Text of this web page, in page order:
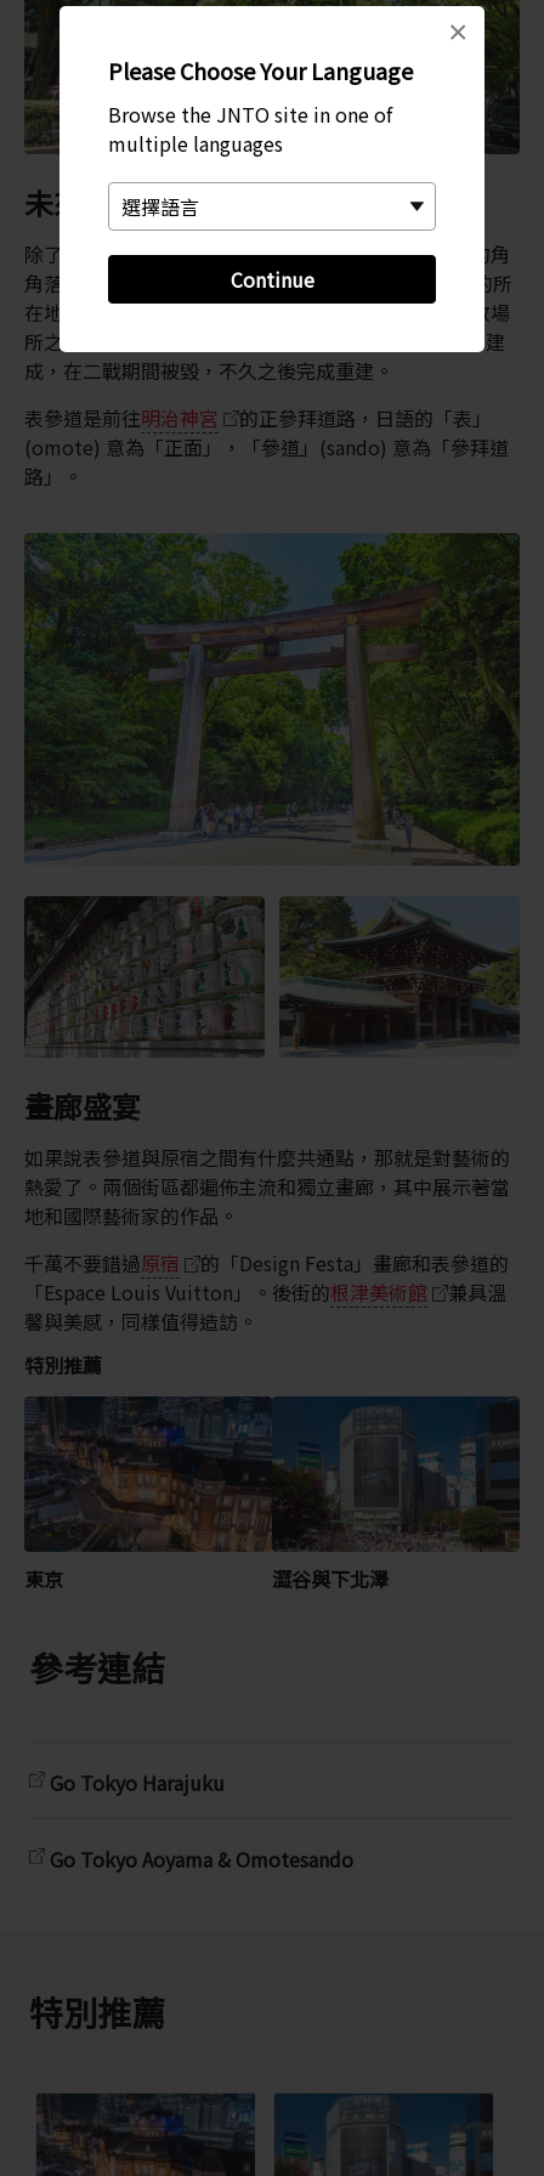
Please Choose Your Language
Browse the JNTO site in one of
multiple languages
Continue
×
未來與過去的碰撞交匯之地
除了作為高級時尚和潮流尖端的代名詞，這兩個街區的角
角落落也都浸染了厚重的歷史。原宿
的所
在地，而明治神宮是東京最著名、參拜人數最多的宗教場
所之一，也有著東京最大的綠地之一。神社於 1920 年建
成，在二戰期間被毀，不久之後完成重建。
表參道是前往明治神宮
的正參拜道路，日語的「表」
(omote) 意為「正面」，「參道」(sando) 意為「參拜道
路」。
畫廊盛宴
如果說表參道與原宿之間有什麼共通點，那就是對藝術的
熱愛了。兩個街區都遍佈主流和獨立畫廊，其中展示著當
地和國際藝術家的作品。
千萬不要錯過原宿
的「Design Festa」畫廊和表參道的
「Espace Louis Vuitton」。後街的根津美術館
兼具溫
馨與美感，同樣值得造訪。
特別推薦
東京 澀谷與下北澤
參考連結
Go Tokyo Harajuku
Go Tokyo Aoyama & Omotesando
特別推薦